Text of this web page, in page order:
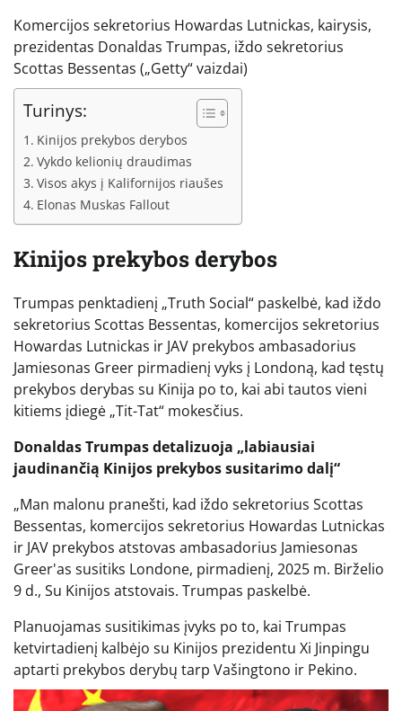
Komercijos sekretorius Howardas Lutnickas, kairysis,
prezidentas Donaldas Trumpas, iždo sekretorius
Scottas Bessentas („Getty“ vaizdai)
Turinys:
Kinijos prekybos derybos
Vykdo kelionių draudimas
Visos akys į Kalifornijos riaušes
Elonas Muskas Fallout
Kinijos prekybos derybos
Trumpas penktadienį „Truth Social“ paskelbė, kad iždo
sekretorius Scottas Bessentas, komercijos sekretorius
Howardas Lutnickas ir JAV prekybos ambasadorius
Jamiesonas Greer pirmadienį vyks į Londoną, kad tęstų
prekybos derybas su Kinija po to, kai abi tautos vieni
kitiems įdiegė „Tit-Tat“ mokesčius.
Donaldas Trumpas detalizuoja „labiausiai
jaudinančią Kinijos prekybos susitarimo dalį“
„Man malonu pranešti, kad iždo sekretorius Scottas
Bessentas, komercijos sekretorius Howardas Lutnickas
ir JAV prekybos atstovas ambasadorius Jamiesonas
Greer'as susitiks Londone, pirmadienį, 2025 m. Birželio
9 d., Su Kinijos atstovais. Trumpas paskelbė.
Planuojamas susitikimas įvyks po to, kai Trumpas
ketvirtadienį kalbėjo su Kinijos prezidentu Xi Jinpingu
aptarti prekybos derybų tarp Vašingtono ir Pekino.